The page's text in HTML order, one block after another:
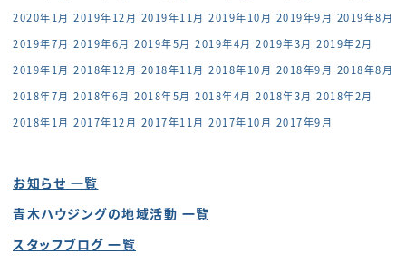
2020年1月 2019年12月 2019年11月 2019年10月 2019年9月 2019年8月
2019年7月 2019年6月 2019年5月 2019年4月 2019年3月 2019年2月
2019年1月 2018年12月 2018年11月 2018年10月 2018年9月 2018年8月
2018年7月 2018年6月 2018年5月 2018年4月 2018年3月 2018年2月
2018年1月 2017年12月 2017年11月 2017年10月 2017年9月
お知らせ 一覧
青木ハウジングの地域活動 一覧
スタッフブログ 一覧